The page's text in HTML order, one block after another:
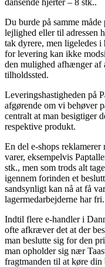
Du burde på samme
lejlighed eller til adressen
tak dyrere, men ligeledes
for levering kan ikke
den mulighed afhænger
tilholdssted.
Leveringshastigheden på
afgørende om vi behøver
centralt at man besigtiger
respektive produkt.
En del e-shops reklamerer
varer, eksempelvis
stk., men som trods alt
igennem forinden et
sandsynligt kan nå at få
lagermedarbejderne har fri.
Indtil flere e-handler i
ofte afkræver det at der
man beslutte sig for den
man opholder sig nær
fragtmanden til at køre